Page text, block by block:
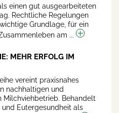
einen gut ausgearbeiteten
Rechtliche Regelungen
Grundlage, für ein
am ...
MEHR ERFOLG IM
vereint praxisnahes
nachhaltigen und
Milchviehbetrieb. Behandelt
Eutergesundheit als